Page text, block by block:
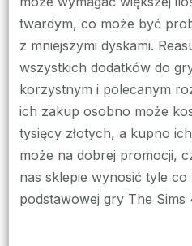
twardym, co może być
z mniejszymi dyskami.
wszystkich dodatków do
korzystnym i polecanym
ich zakup osobno może
tysięcy złotych, a kupno
może na dobrej promocji,
nas sklepie wynosić tyle co
podstawowej gry The Sims